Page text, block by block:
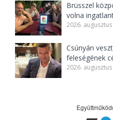
Brüsszel
volna
2026.
Csúnyán
feleségének
2026.